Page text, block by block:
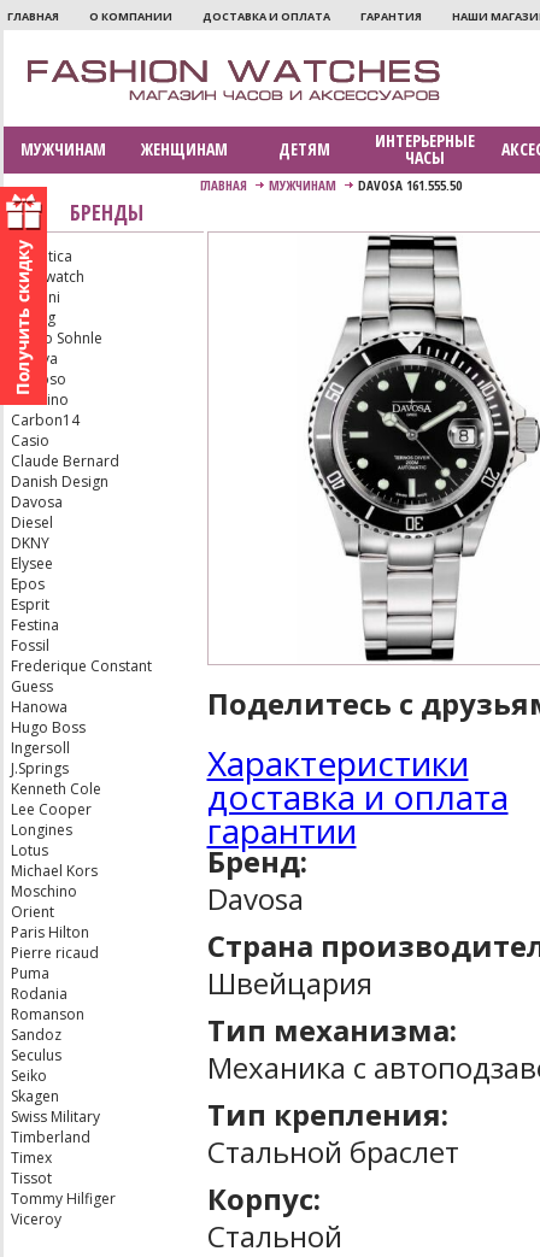
ГЛАВНАЯ О КОМПАНИИ ДОСТАВКА И ОПЛАТА ГАРАНТИЯ НАШИ
МУЖЧИНАМ ЖЕНЩИНАМ ДЕТЯМ ИНТЕРЬЕРНЫЕ
ЧАСЫ
ГЛАВНАЯ МУЖЧИНАМ DAVOSA 161.555.50
БРЕНДЫ
Adriatica
Aerowatch
Armani
Bering
Bruno Sohnle
Bulova
Calypso
Candino
Carbon14
Casio
Claude Bernard
Danish Design
Davosa
Diesel
DKNY
Elysee
Epos
Esprit
Festina
Fossil
Frederique Constant
Guess
Hanowa
Hugo Boss
Ingersoll
J.Springs
Kenneth Cole
Lee Cooper
Longines
Lotus
Michael Kors
Moschino
Orient
Paris Hilton
Pierre ricaud
Puma
Rodania
Romanson
Sandoz
Seculus
Seiko
Skagen
Swiss Military
Timberland
Timex
Tissot
Tommy Hilfiger
Viceroy
Поделитесь с
Характеристики
доставка и оплата
гарантии
Бренд:
Davosa
Страна
Швейцария
Тип механизма:
Механика с
Тип крепления:
Стальной браслет
Корпус:
Стальной